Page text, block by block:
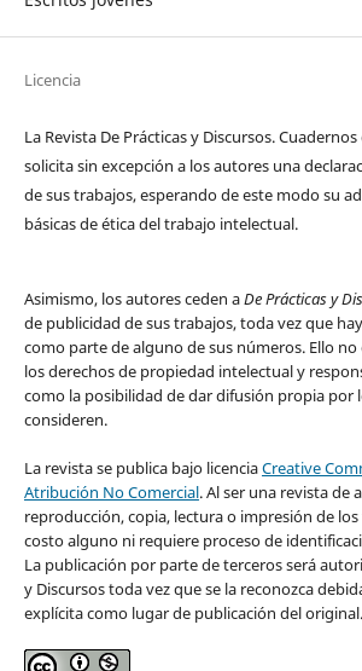
Licencia
La Revista De Prácticas y Discursos. Cuadernos
solicita sin excepción a los autores una
de sus trabajos, esperando de este modo su
básicas de ética del trabajo intelectual.
Asimismo, los autores ceden aDe Prácticas y
de publicidad de sus trabajos, toda vez que
como parte de alguno de sus números. Ello
los derechos de propiedad intelectual y
como la posibilidad de dar difusión propia por
consideren.
La revista se publica bajo licenciaCreative
Atribución No Comercial. Al ser una revista de
reproducción, copia, lectura o impresión de
costo alguno ni requiere proceso de
La publicación por parte de terceros será
y Discursos toda vez que se la reconozca
explícita como lugar de publicación del original.